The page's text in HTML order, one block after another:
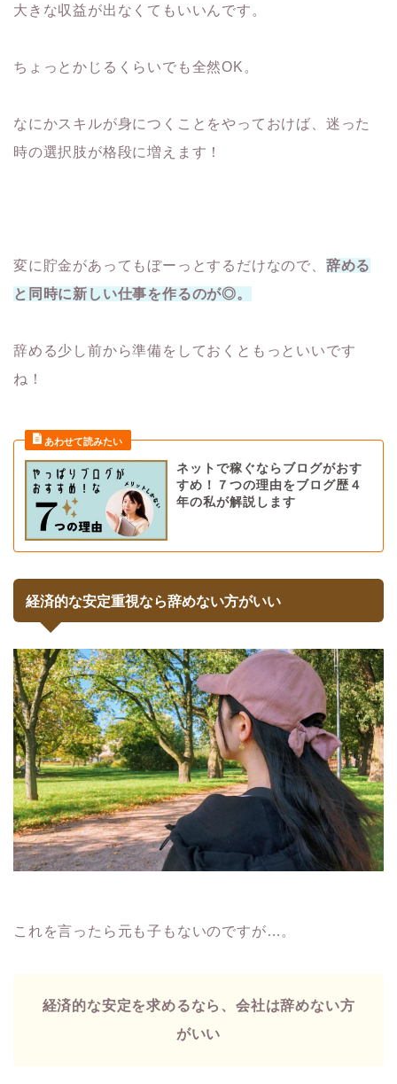
大きな収益が出なくてもいいんです。
ちょっとかじるくらいでも全然OK。
なにかスキルが身につくことをやっておけば、迷った
時の選択肢が格段に増えます！
変に貯金があってもぼーっとするだけなので、 辞める
と同時に新しい仕事を作るのが◎。
辞める少し前から準備をしておくともっといいです
ね！
ネットで稼ぐならブログがおす
すめ！７つの理由をブログ歴４
年の私が解説します
経済的な安定重視なら辞めない方がいい
これを言ったら元も子もないのですが…。
経済的な安定を求めるなら、会社は辞めない方
がいい